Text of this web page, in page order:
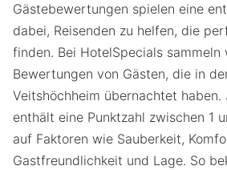
Gästebewertungen spielen eine
dabei, Reisenden zu helfen, die
finden. Bei HotelSpecials sammeln
Bewertungen von Gästen, die in
Veitshöchheim übernachtet
enthält eine Punktzahl zwischen 1
auf Faktoren wie Sauberkeit,
Gastfreundlichkeit und Lage. So